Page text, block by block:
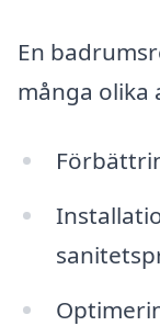
En
många olika